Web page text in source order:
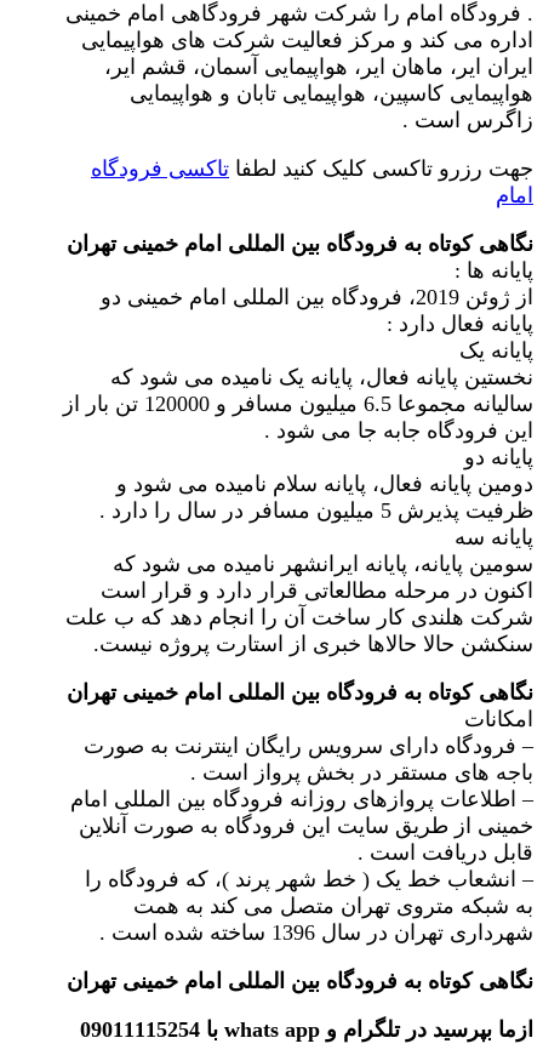
. فرودگاه امام را شرکت شهر فرودگاهی امام خمینی
اداره می کند و مرکز فعالیت شرکت های هواپیمایی
ایران ایر، ماهان ایر، هواپیمایی آسمان، قشم ایر،
هواپیمایی کاسپین، هواپیمایی تابان و هواپیمایی
زاگرس است .
جهت رزرو تاکسی کلیک کنید لطفا تاکسی فرودگاه
امام
نگاهی کوتاه به فرودگاه بین المللی امام خمینی تهران
پایانه ها :
از ژوئن 2019، فرودگاه بین المللی امام خمینی دو
پایانه فعال دارد :
پایانه یک
نخستین پایانه فعال، پایانه یک نامیده می شود که
سالیانه مجموعا 6.5 میلیون مسافر و 120000 تن بار از
این فرودگاه جابه جا می شود .
پایانه دو
دومین پایانه فعال، پایانه سلام نامیده می شود و
ظرفیت پذیرش 5 میلیون مسافر در سال را دارد .
پایانه سه
سومین پایانه، پایانه ایرانشهر نامیده می شود که
اکنون در مرحله مطالعاتی قرار دارد و قرار است
شرکت هلندی کار ساخت آن را انجام دهد که ب علت
سنکشن حالا حالاها خبری از استارت پروژه نیست.
نگاهی کوتاه به فرودگاه بین المللی امام خمینی تهران
امکانات
– فرودگاه دارای سرویس رایگان اینترنت به صورت
باجه های مستقر در بخش پرواز است .
– اطلاعات پروازهای روزانه فرودگاه بین المللی امام
خمینی از طریق سایت این فرودگاه به صورت آنلاین
قابل دریافت است .
– انشعاب خط یک ( خط شهر پرند )، که فرودگاه را
به شبکه متروی تهران متصل می کند به همت
شهرداری تهران در سال 1396 ساخته شده است .
نگاهی کوتاه به فرودگاه بین المللی امام خمینی تهران
ازما بپرسید در تلگرام و whats app با 09011115254